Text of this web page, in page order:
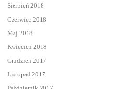
Sierpień 2018
Czerwiec 2018
Maj 2018
Kwiecień 2018
Grudzień 2017
Listopad 2017